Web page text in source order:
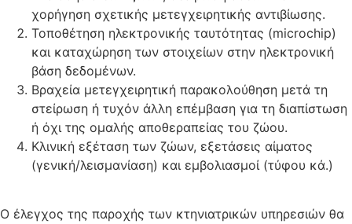
χορήγηση σχετικής μετεγχειρητικής αντιβίωσης.
Τοποθέτηση ηλεκτρονικής ταυτότητας (microchip)
και καταχώρηση των στοιχείων στην ηλεκτρονική
βάση δεδομένων.
Βραχεία μετεγχειρητική παρακολούθηση μετά τη
στείρωση ή τυχόν άλλη επέμβαση για τη διαπίστωση
ή όχι της ομαλής αποθεραπείας του ζώου.
Κλινική εξέταση των ζώων, εξετάσεις αίματος
(γενική/λεισμανίαση) και εμβολιασμοί (τύφου κά.)
Ο έλεγχος της παροχής των κτηνιατρικών υπηρεσιών θα